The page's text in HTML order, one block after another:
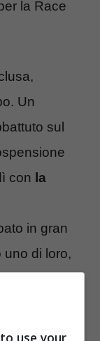
la Race
Un
sul
con la
in gran
uno di loro,
DP World
use your